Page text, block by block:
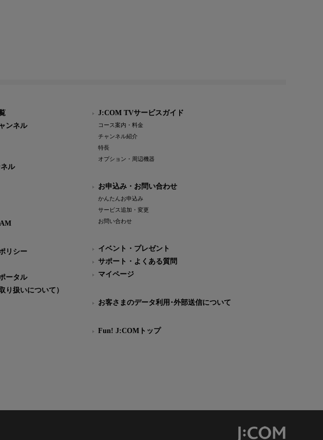
ンネル
ル
リシー
ータル
り扱いについて）
J:COM TVサービスガイド
コース案内・料金
チャンネル紹介
特長
オプション・周辺機器
お申込み・お問い合わせ
かんたんお申込み
サービス追加・変更
お問い合わせ
イベント・プレゼント
サポート・よくある質問
マイページ
お客さまのデータ利用･外部送信について
Fun! J:COMトップ